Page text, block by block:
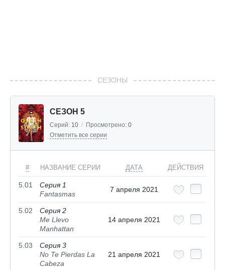
СЕЗОНЫ
СЕЗОН 5
Серий: 10 / Просмотрено: 0
Отметить все серии
# НАЗВАНИЕ СЕРИИ ДАТА ДЕЙСТВИЯ
5.01
Серия 1
Fantasmas
7 апреля 2021
5.02
Серия 2
Me Llevo
Manhattan
14 апреля 2021
5.03
Серия 3
No Te Pierdas La
Cabeza
21 апреля 2021